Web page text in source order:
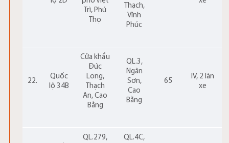
Trì, Phú
Thọ
Thạch,
Vĩnh
Phúc
22.
Quốc
lộ 34B
Cửa khẩu
Đức
Long,
Thạch
An, Cao
Bằng
QL.3,
Ngân
Sơn,
Cao
Bằng
65
IV, 2 làn
xe
QL.279,
QL.4C,